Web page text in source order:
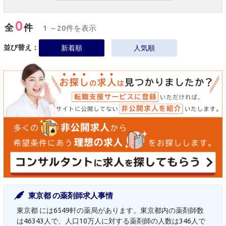
全0件 1 ～20件を表示
並び替え： 新着順 人気順
東京都 の薬剤師求人事情
東京都 には6549軒の薬局があります。東京都内の薬剤師数
は46343人で、人口10万人に対する薬剤師の人数は346人で